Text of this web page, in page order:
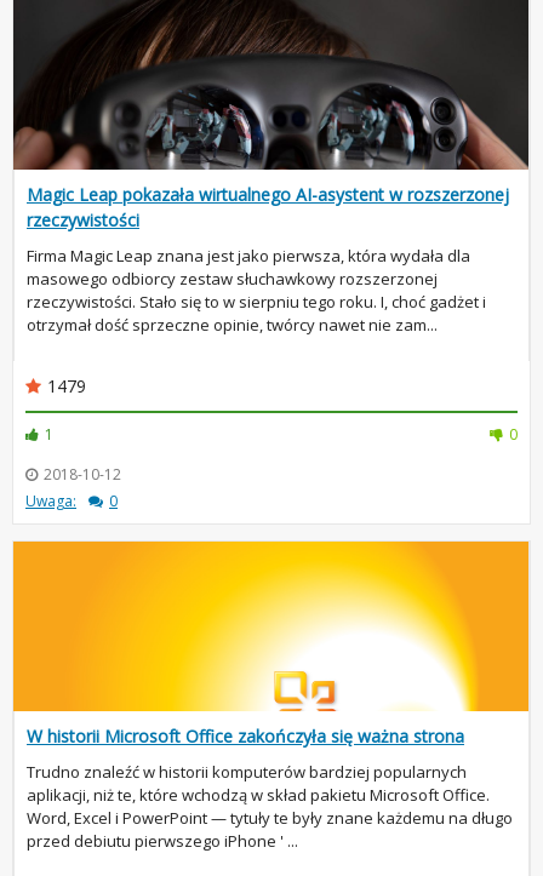
Magic Leap pokazała wirtualnego AI-asystent w rozszerzonej
rzeczywistości
Firma Magic Leap znana jest jako pierwsza, która wydała dla
masowego odbiorcy zestaw słuchawkowy rozszerzonej
rzeczywistości. Stało się to w sierpniu tego roku. I, choć gadżet i
otrzymał dość sprzeczne opinie, twórcy nawet nie zam...
1479
1
0
2018-10-12
Uwaga:
0
W historii Microsoft Office zakończyła się ważna strona
Trudno znaleźć w historii komputerów bardziej popularnych
aplikacji, niż te, które wchodzą w skład pakietu Microsoft Office.
Word, Excel i PowerPoint — tytuły te były znane każdemu na długo
przed debiutu pierwszego iPhone ' ...